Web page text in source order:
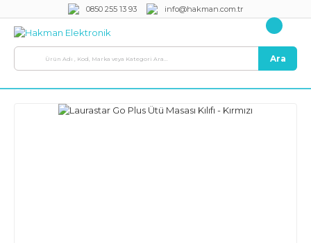
0850 255 13 93 info@hakman.com.tr
Ara